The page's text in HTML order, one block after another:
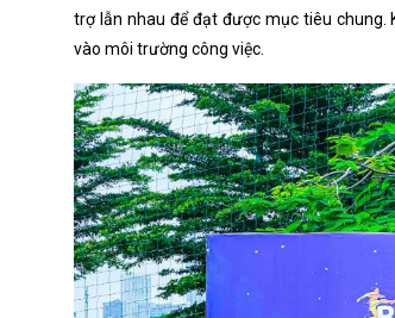
trợ lẫn nhau để đạt được mục tiêu
vào môi trường công việc.